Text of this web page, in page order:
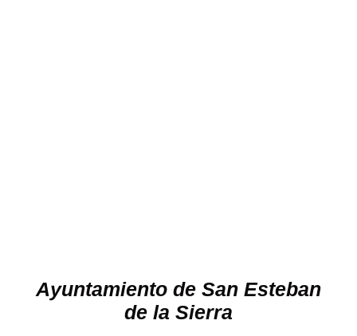
Ayuntamiento de San Esteban
de la Sierra